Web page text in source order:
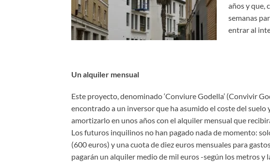
años y que,
semanas
entrar al
Un alquiler mensual
Este proyecto, denominado ‘Conviure Godella’ (Convivir
encontrado a un inversor que ha asumido el coste del
amortizarlo en unos años con el alquiler mensual que
Los futuros inquilinos no han pagado nada de momento:
(600 euros) y una cuota de diez euros mensuales para
pagarán un alquiler medio de mil euros -según los metros y